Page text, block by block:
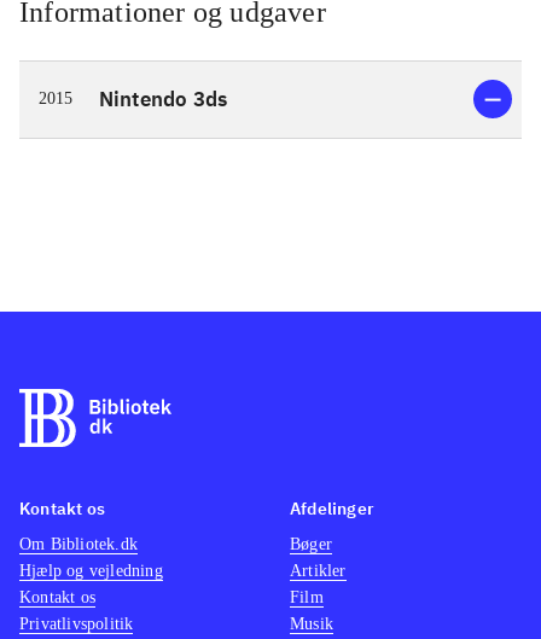
Informationer og udgaver
2015 Nintendo 3ds
Kontakt os
Om Bibliotek.dk
Hjælp og vejledning
Kontakt os
Privatlivspolitik
Afdelinger
Bøger
Artikler
Film
Musik